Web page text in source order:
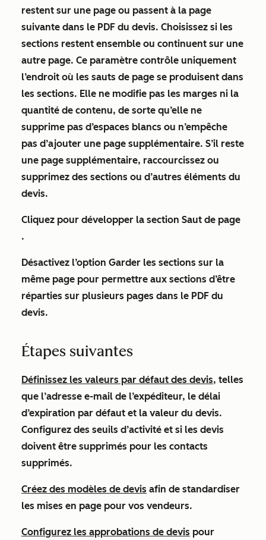
restent sur une page ou passent à la page
suivante dans le PDF du devis. Choisissez si les
sections restent ensemble ou continuent sur une
autre page. Ce paramètre contrôle uniquement
l’endroit où les sauts de page se produisent dans
les sections. Elle ne modifie pas les marges ni la
quantité de contenu, de sorte qu’elle ne
supprime pas d’espaces blancs ou n’empêche
pas d’ajouter une page supplémentaire. S’il reste
une page supplémentaire, raccourcissez ou
supprimez des sections ou d’autres éléments du
devis.
Cliquez pour développer la section Saut de page
.
Désactivez l’option Garder les sections sur la
même page pour permettre aux sections d’être
réparties sur plusieurs pages dans le PDF du
devis.
Étapes suivantes
Définissez les valeurs par défaut des devis, telles
que l’adresse e-mail de l’expéditeur, le délai
d’expiration par défaut et la valeur du devis.
Configurez des seuils d’activité et si les devis
doivent être supprimés pour les contacts
supprimés.
Créez des modèles de devis afin de standardiser
les mises en page pour vos vendeurs.
Configurez les approbations de devis pour